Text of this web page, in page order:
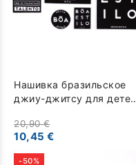
Нашивка бразильское
джиу-джитсу для детей
20,90 €
10,45 €
-50%